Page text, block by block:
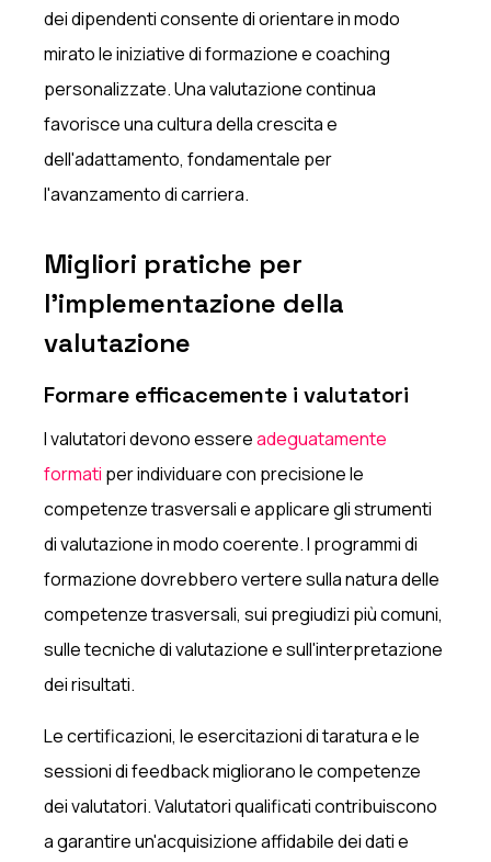
dei dipendenti consente di orientare in modo
mirato le iniziative di formazione e coaching
personalizzate. Una valutazione continua
favorisce una cultura della crescita e
dell'adattamento, fondamentale per
l'avanzamento di carriera.
Migliori pratiche per
l'implementazione della
valutazione
Formare efficacemente i valutatori
I valutatori devono essereadeguatamente
formati per individuare con precisione le
competenze trasversali e applicare gli strumenti
di valutazione in modo coerente. I programmi di
formazione dovrebbero vertere sulla natura delle
competenze trasversali, sui pregiudizi più comuni,
sulle tecniche di valutazione e sull'interpretazione
dei risultati.
Le certificazioni, le esercitazioni di taratura e le
sessioni di feedback migliorano le competenze
dei valutatori. Valutatori qualificati contribuiscono
a garantire un'acquisizione affidabile dei dati e